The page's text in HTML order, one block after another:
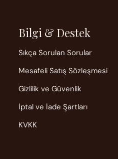
Bilgi & Destek
Sıkça Sorulan Sorular
Mesafeli Satış Sözleşmesi
Gizlilik ve Güvenlik
İptal ve İade Şartları
KVKK